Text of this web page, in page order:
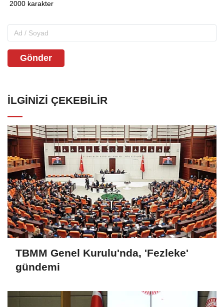
Gönder
İLGINIZI ÇEKEBILIR
TBMM Genel Kurulu'nda, 'Fezleke'
gündemi